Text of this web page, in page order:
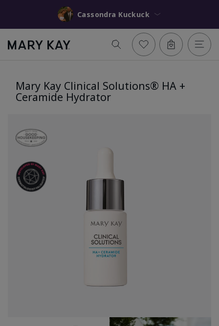
Cassondra Kuckuck
Mary Kay Clinical Solutions® HA +
Ceramide Hydrator